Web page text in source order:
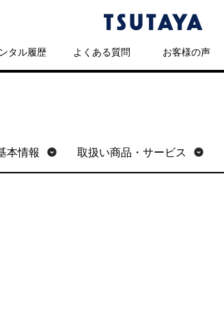
タル履歴 よくある質問 お客様の声
本情報 取扱い商品・サービス